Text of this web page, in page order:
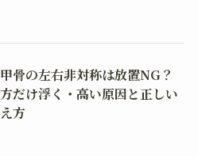
骨の左右非対称は放置NG？
だけ浮く・高い原因と正しい
方